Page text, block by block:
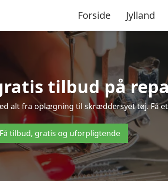
Forside Jylland
tilbud på
alt fra oplægning til skræddersyet tøj. Få
Få tilbud, gratis og uforpligtende